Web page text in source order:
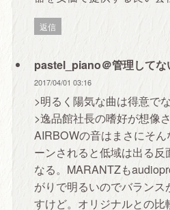
返信
pastel_piano＠管理してな
2017/04/01 03:16
>明るく陽気な曲は得意で
>逸品館社長の嗜好が想像
AIRBOWの音はまさにそん
ーンされると低域は出る
なる。MARANTZも
がりで明るいのでバランス
すけど。オリジナルとの比